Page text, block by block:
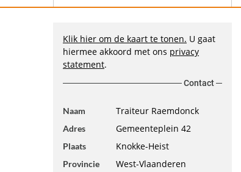
Klik hier om de kaart te tonen. U gaat
hiermee akkoord met ons privacy
statement.
Contact
Naam Traiteur Raemdonck
Adres Gemeenteplein 42
Plaats Knokke-Heist
Provincie West-Vlaanderen